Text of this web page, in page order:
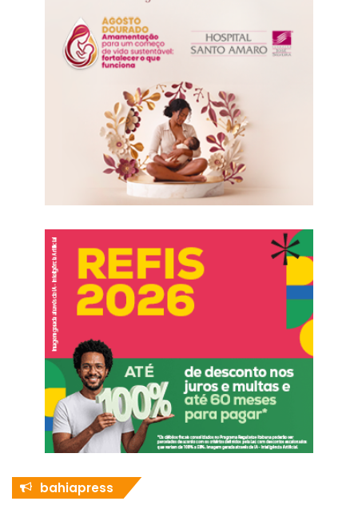
bahiapress